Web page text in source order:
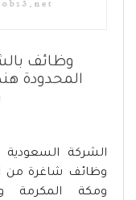
وظائف
المحدودة
الشركة
وظائف شاغرة من
ومكة المكرمة